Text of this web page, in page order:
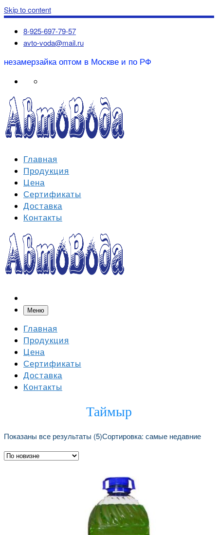
Skip to content
8-925-697-79-57
avto-voda@mail.ru
незамерзайка оптом в Москве и по РФ
Главная
Продукция
Цена
Сертификаты
Доставка
Контакты
Меню
Главная
Продукция
Цена
Сертификаты
Доставка
Контакты
Таймыр
Показаны все результаты (5)Сортировка: самые недавние